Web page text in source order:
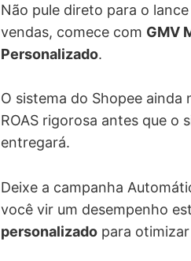
Não pule direto para o
vendas, comece com GMV
Personalizado.
O sistema do Shopee
ROAS rigorosa antes que o
entregará.
Deixe a campanha
você vir um desempenho
personalizado para